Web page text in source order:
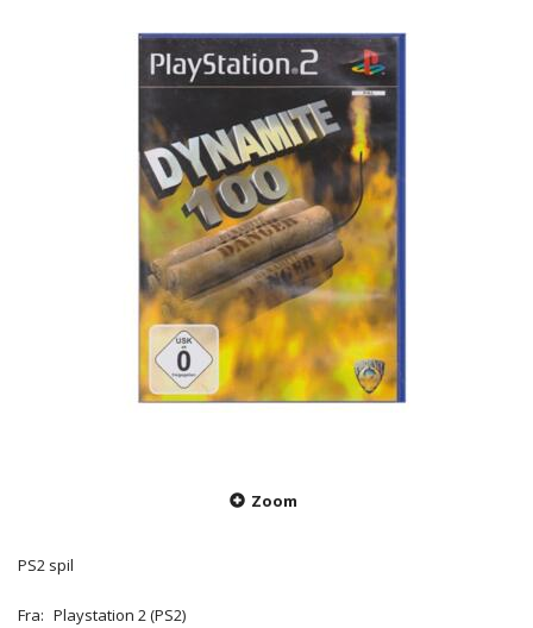
Zoom
PS2 spil
Fra: Playstation 2 (PS2)